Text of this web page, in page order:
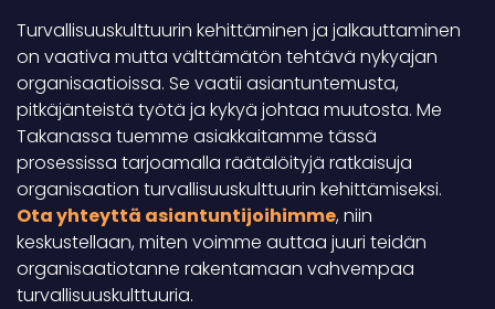
Turvallisuuskulttuurin kehittäminen ja jalkauttaminen
on vaativa mutta välttämätön tehtävä nykyajan
organisaatioissa. Se vaatii asiantuntemusta,
pitkäjänteistä työtä ja kykyä johtaa muutosta. Me
Takanassa tuemme asiakkaitamme tässä
prosessissa tarjoamalla räätälöityjä ratkaisuja
organisaation turvallisuuskulttuurin kehittämiseksi.
Ota yhteyttä asiantuntijoihimme, niin
keskustellaan, miten voimme auttaa juuri teidän
organisaatiotanne rakentamaan vahvempaa
turvallisuuskulttuuria.